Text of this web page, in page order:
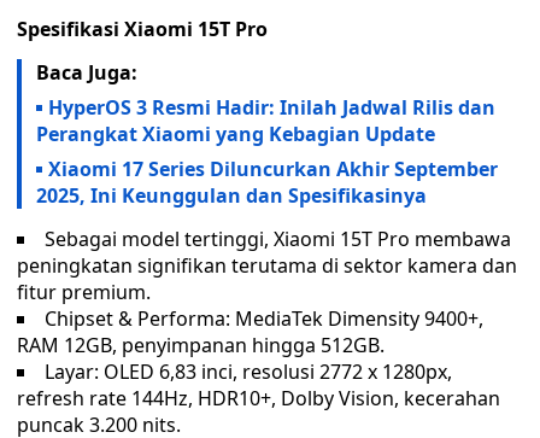
Spesifikasi Xiaomi 15T Pro
Baca Juga:
HyperOS 3 Resmi Hadir: Inilah Jadwal Rilis dan
Perangkat Xiaomi yang Kebagian Update
Xiaomi 17 Series Diluncurkan Akhir September
2025, Ini Keunggulan dan Spesifikasinya
Sebagai model tertinggi, Xiaomi 15T Pro membawa
peningkatan signifikan terutama di sektor kamera dan
fitur premium.
Chipset & Performa: MediaTek Dimensity 9400+,
RAM 12GB, penyimpanan hingga 512GB.
Layar: OLED 6,83 inci, resolusi 2772 x 1280px,
refresh rate 144Hz, HDR10+, Dolby Vision, kecerahan
puncak 3.200 nits.